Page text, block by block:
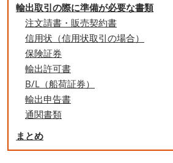
輸出取引の際に準備が必要な書類
注文請書・販売契約書
信用状（信用状取引の場合）
保険証券
輸出許可書
B/L（船荷証券）
輸出申告書
通関書類
まとめ